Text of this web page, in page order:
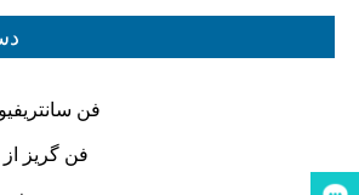
فن
فن گریز